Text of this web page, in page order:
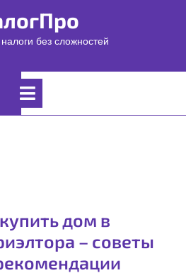
без сложностей
Открыть
дом в
– советы